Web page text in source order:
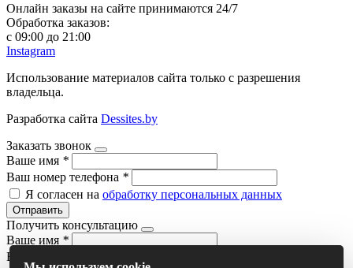
Онлайн заказы на сайте принимаются 24/7
Обработка заказов:
с 09:00 до 21:00
Instagram
Использование материалов сайта только с разрешения
владельца.
Разработка сайта Dessites.by
Заказать звонок
Ваше имя *
Ваш номер телефона *
Я согласен на обработку персональных данных
Отправить
Получить консультацию
Ваше имя *
Ваш номер телефона